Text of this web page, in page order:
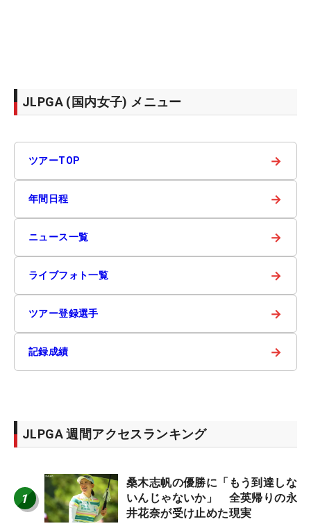
JLPGA (国内女子) メニュー
ツアーTOP →
年間日程 →
ニュース一覧 →
ライブフォト一覧 →
ツアー登録選手 →
記録成績 →
JLPGA 週間アクセスランキング
1
桑木志帆の優勝に「もう到達しな
いんじゃないか」 全英帰りの永
井花奈が受け止めた現実